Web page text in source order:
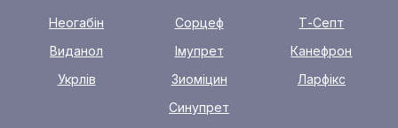
Неогабін Сорцеф
Т-Септ
Виданол
Імупрет
Канефрон
Укрлів
Зиоміцин
Ларфікс
Синупрет